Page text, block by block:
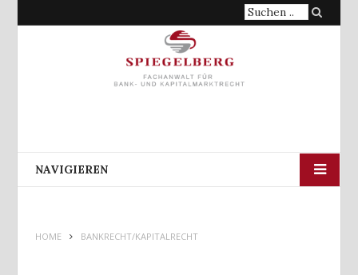
Suche
NAVIGIEREN
HOME BANKRECHT/KAPITALRECHT